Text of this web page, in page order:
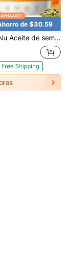
de $30.59
- Cápsulas blandas de aceite virgen prensado en frío con ácidos grasos esenciales y fitoesteroles - 300 cápsulas, sin OGM, sin gluten
Free Shipping